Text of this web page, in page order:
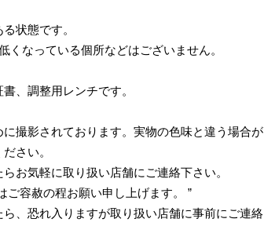
状態です。
くなっている個所などはございません。
、調整用レンチです。
撮影されております。実物の色味と違う場合が
さい。
お気軽に取り扱い店舗にご連絡下さい。
ご容赦の程お願い申し上げます。 ”
、恐れ入りますが取り扱い店舗に事前にご連絡